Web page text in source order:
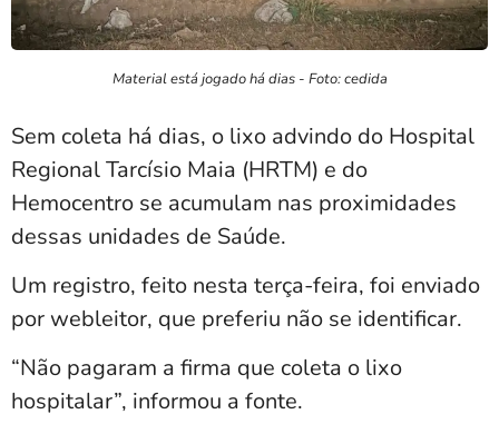
Material está jogado há dias - Foto: cedida
Sem coleta há dias, o lixo advindo do Hospital
Regional Tarcísio Maia (HRTM) e do
Hemocentro se acumulam nas proximidades
dessas unidades de Saúde.
Um registro, feito nesta terça-feira, foi enviado
por webleitor, que preferiu não se identificar.
“Não pagaram a firma que coleta o lixo
hospitalar”, informou a fonte.